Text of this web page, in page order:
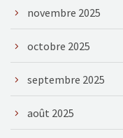
novembre 2025
octobre 2025
septembre 2025
août 2025